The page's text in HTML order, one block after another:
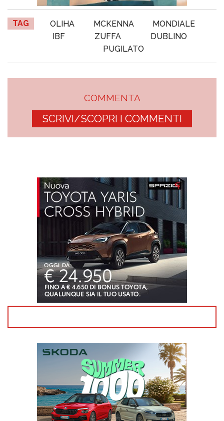
TAG OLIHA MCKENNA
MONDIALE
IBF
ZUFFA
DUBLINO
PUGILATO
COMMENTA
SCRIVI/SCOPRI I COMMENTI